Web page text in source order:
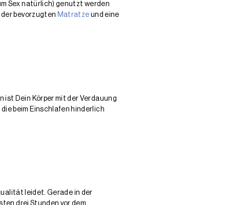
Sex natürlich) genutzt werden
bevorzugten Matratze und eine
ist Dein Körper mit der Verdauung
beim Einschlafen hinderlich
leidet. Gerade in der
drei Stunden vor dem